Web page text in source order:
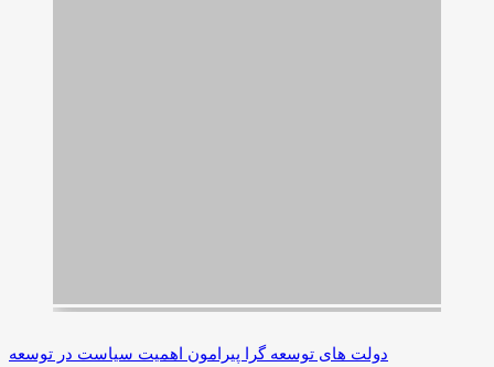
دولت های توسعه گرا پیرامون اهمیت سیاست در توسعه